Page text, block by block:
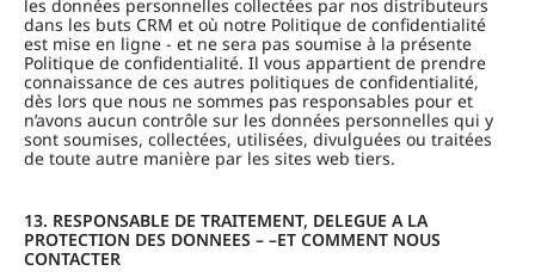
les données personnelles collectées par nos distributeurs
dans les buts CRM et où notre Politique de confidentialité
est mise en ligne - et ne sera pas soumise à la présente
Politique de confidentialité. Il vous appartient de prendre
connaissance de ces autres politiques de confidentialité,
dès lors que nous ne sommes pas responsables pour et
n’avons aucun contrôle sur les données personnelles qui y
sont soumises, collectées, utilisées, divulguées ou traitées
de toute autre manière par les sites web tiers.
13. RESPONSABLE DE TRAITEMENT, DELEGUE A LA
PROTECTION DES DONNEES – –ET COMMENT NOUS
CONTACTER